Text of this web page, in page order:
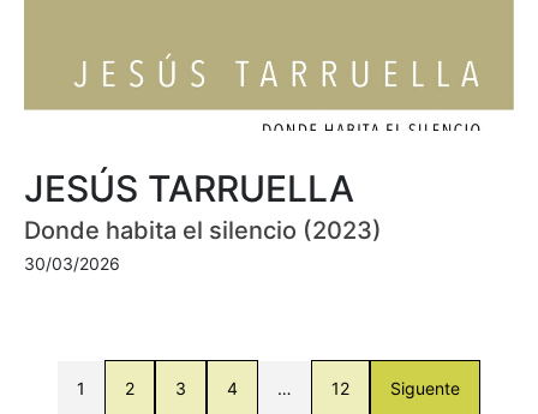
JESÚS TARRUELLA
Donde habita el silencio (2023)
30/03/2026
1 2 3 4 … 12 Siguente